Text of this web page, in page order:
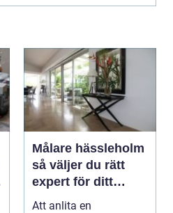
Målare hässleholm
så väljer du rätt
expert för ditt
måleriprojekt
Att anlita en